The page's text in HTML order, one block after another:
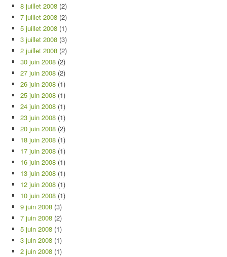
8 juillet 2008 (2)
7 juillet 2008 (2)
5 juillet 2008 (1)
3 juillet 2008 (3)
2 juillet 2008 (2)
30 juin 2008 (2)
27 juin 2008 (2)
26 juin 2008 (1)
25 juin 2008 (1)
24 juin 2008 (1)
23 juin 2008 (1)
20 juin 2008 (2)
18 juin 2008 (1)
17 juin 2008 (1)
16 juin 2008 (1)
13 juin 2008 (1)
12 juin 2008 (1)
10 juin 2008 (1)
9 juin 2008 (3)
7 juin 2008 (2)
5 juin 2008 (1)
3 juin 2008 (1)
2 juin 2008 (1)